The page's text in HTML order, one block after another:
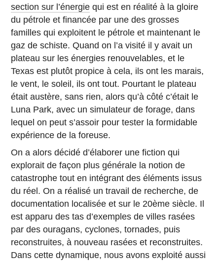
section sur l’énergie qui est en réalité à la gloire
du pétrole et financée par une des grosses
familles qui exploitent le pétrole et maintenant le
gaz de schiste. Quand on l’a visité il y avait un
plateau sur les énergies renouvelables, et le
Texas est plutôt propice à cela, ils ont les marais,
le vent, le soleil, ils ont tout. Pourtant le plateau
était austère, sans rien, alors qu’à côté c’était le
Luna Park, avec un simulateur de forage, dans
lequel on peut s’assoir pour tester la formidable
expérience de la foreuse.
On a alors décidé d’élaborer une fiction qui
explorait de façon plus générale la notion de
catastrophe tout en intégrant des éléments issus
du réel. On a réalisé un travail de recherche, de
documentation localisée et sur le 20ème siècle. Il
est apparu des tas d’exemples de villes rasées
par des ouragans, cyclones, tornades, puis
reconstruites, à nouveau rasées et reconstruites.
Dans cette dynamique, nous avons exploité aussi